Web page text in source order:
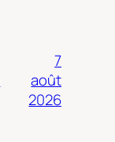
7
août
2026